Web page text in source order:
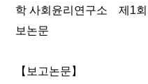
학 사회윤리연구소 제1
보논문
【보고논문】